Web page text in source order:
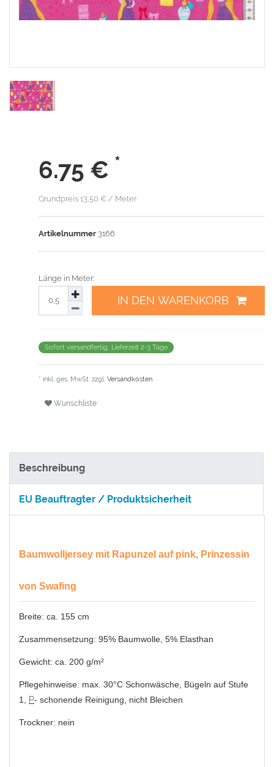
6.75 € *
Grundpreis 13,50 € / Meter
Artikelnummer 3166
Länge in Meter:
IN DEN WARENKORB
Sofort versandfertig, Lieferzeit 2-3 Tage
* inkl. ges. MwSt. zzgl. Versandkosten
Wunschliste
Beschreibung
EU Beauftragter / Produktsicherheit
Baumwolljersey mit Rapunzel auf pink, Prinzessin
von Swafing
Breite: ca. 155 cm
Zusammensetzung: 95% Baumwolle, 5% Elasthan
Gewicht: ca. 200 g/m²
Pflegehinweise: max. 30°C Schonwäsche, Bügeln auf Stufe
1,
P- schonende Reinigung, nicht Bleichen
Trockner: nein